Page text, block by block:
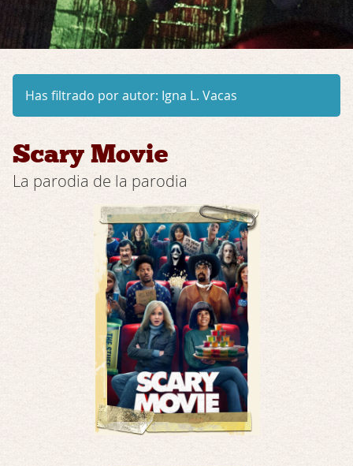
Has filtrado por autor: Igna L. Vacas
Scary Movie
La parodia de la parodia